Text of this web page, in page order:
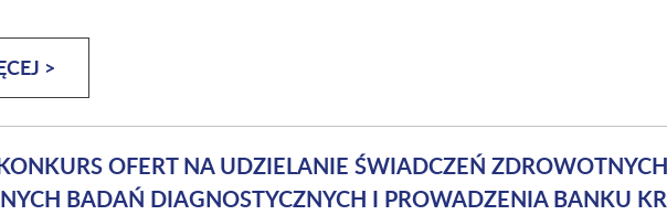
>
OFERT NA UDZIELANIE ŚWIADCZEŃ
BADAŃ DIAGNOSTYCZNYCH I PROWADZENIA BANKU